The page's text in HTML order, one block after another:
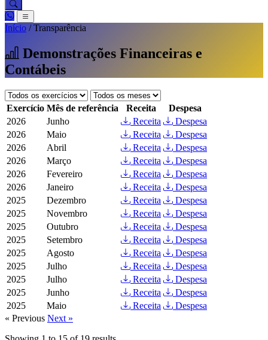
Início /Transparência
Demonstrações Financeiras e
Contábeis
Exercício Mês de referência Receita
Despesa
2026
Junho Receita
Despesa
2026
Maio Receita
Despesa
2026
Abril Receita
Despesa
2026
Março Receita
Despesa
2026
Fevereiro Receita
Despesa
2026
Janeiro Receita
Despesa
2025
Dezembro Receita
Despesa
2025
Novembro Receita
Despesa
2025
Outubro Receita
Despesa
2025
Setembro Receita
Despesa
2025
Agosto Receita
Despesa
2025
Julho Receita
Despesa
2025
Julho Receita
Despesa
2025
Junho Receita
Despesa
2025
Maio Receita
Despesa
« Previous Next »